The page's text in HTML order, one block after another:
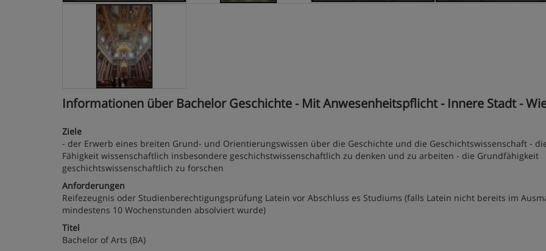
Informationen über Bachelor Geschichte - Mit Anwesenheitspflicht - Innere Stadt -
Ziele
- der Erwerb eines breiten Grund- und Orientierungswissen über die Geschichte und die Geschichtswissenschaft -
Fähigkeit wissenschaftlich insbesondere geschichstwissenschaftlich zu denken und zu arbeiten - die Grundfähigkeit
geschichtswissenschaftlich zu forschen
Anforderungen
Reifezeugnis oder Studienberechtigungsprüfung Latein vor Abschluss es Studiums (falls Latein nicht bereits im
mindestens 10 Wochenstunden absolviert wurde)
Titel
Bachelor of Arts (BA)